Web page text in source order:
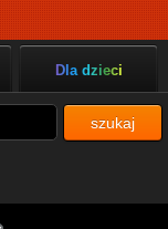
Dla dzieci
szukaj